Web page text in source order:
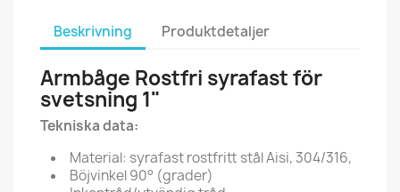
Beskrivning Produktdetaljer
Armbåge Rostfri syrafast för
svetsning 1"
Tekniska data:
Material: syrafast rostfritt stål Aisi, 304/316,
Böjvinkel 90° (grader)